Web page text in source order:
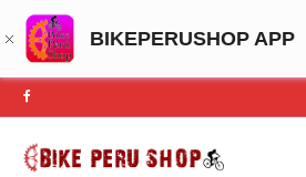
BIKEPERUSHOP APP
Saltar
al
contenido